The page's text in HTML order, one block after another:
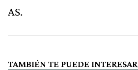
AS.
TAMBIÉN TE PUEDE INTERESAR